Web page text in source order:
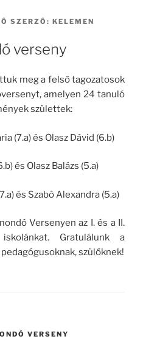
SZERZŐ: KELEMEN
verseny
meg a felső tagozatosok
amelyen 24 tanuló
születtek:
(7.a) és Olasz Dávid (6.b)
és Olasz Balázs (5.a)
és Szabó Alexandra (5.a)
Versenyen az I. és a II.
Gratulálunk a
szülőknek!
VERSENY